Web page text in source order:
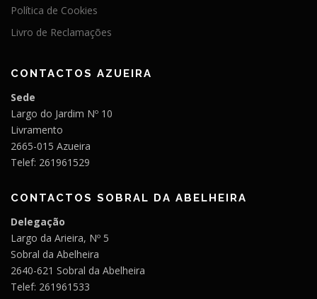
Política de Cookies
Livro de Reclamações
CONTACTOS AZUEIRA
Sede
Largo do Jardim Nº 10
Livramento
2665-015 Azueira
Telef: 261961529
CONTACTOS SOBRAL DA ABELHEIRA
Delegação
Largo da Arieira, Nº 5
Sobral da Abelheira
2640-621 Sobral da Abelheira
Telef: 261961533